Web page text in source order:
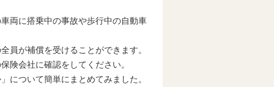
両に搭乗中の事故や歩行中の自動車
員が補償を受けることができます。
険会社に確認をしてください。
について簡単にまとめてみました。